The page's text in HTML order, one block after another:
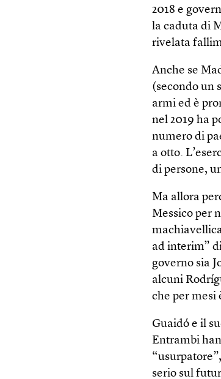
2018 e
la caduta di
rivelata
Anche se
(secondo un
armi ed è
nel 2019 ha
numero di
a otto.
di persone,
Ma allora
Messico per
ad interim”
governo sia
alcuni
che per mesi
Guaidó e il
Entrambi
serio sul